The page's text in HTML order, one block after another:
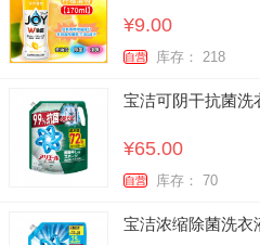
¥9.00
自营 库存： 218
宝洁可阴干抗菌洗
¥65.00
自营 库存： 70
宝洁浓缩除菌洗衣